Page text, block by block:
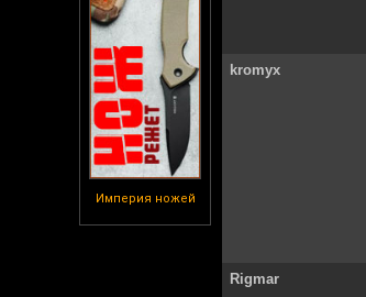
Империя ножей
kromyx
Rigmar